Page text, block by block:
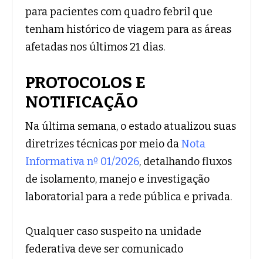
para pacientes com quadro febril que
tenham histórico de viagem para as áreas
afetadas nos últimos 21 dias.
PROTOCOLOS E
NOTIFICAÇÃO
Na última semana, o estado atualizou suas
diretrizes técnicas por meio daNota
Informativa nº 01/2026, detalhando fluxos
de isolamento, manejo e investigação
laboratorial para a rede pública e privada.
Qualquer caso suspeito na unidade
federativa deve ser comunicado